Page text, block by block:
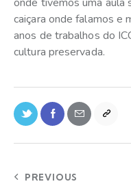
caiçara onde falamos
anos de trabalhos do
cultura preservada.
PREVIOUS